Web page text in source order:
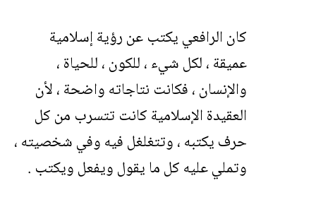
كان الرافعي يكتب عن رؤية إسلامية
عميقة ، لكل شيء ، للكون ، للحياة ،
والإنسان ، فكانت نتاجاته واضحة ، لأن
العقيدة الإسلامية كانت تتسرب من كل
حرف يكتبه ، وتتغلغل فيه وفي شخصيته ،
وتملي عليه كل ما يقول ويفعل ويكتب .